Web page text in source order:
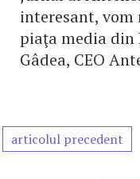
interesant, vom
piaţa media din
Gâdea, CEO
articolul precedent